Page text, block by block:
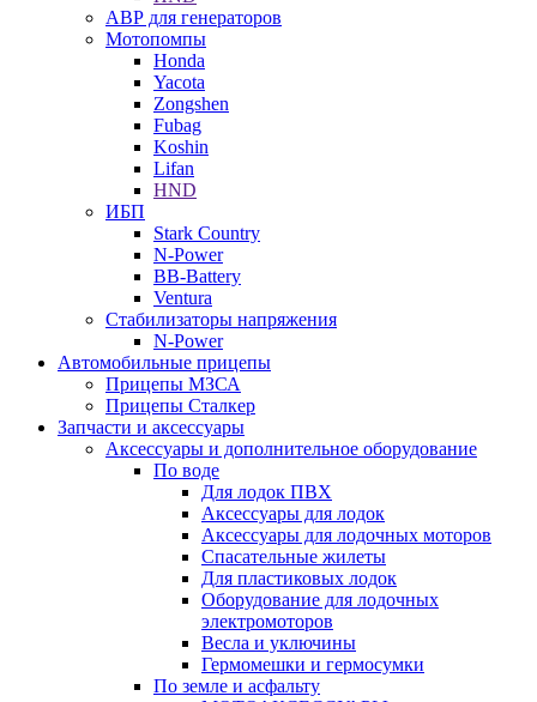
АВР для генераторов
Мотопомпы
Honda
Yacota
Zongshen
Fubag
Koshin
Lifan
HND
ИБП
Stark Country
N-Power
BB-Battery
Ventura
Стабилизаторы напряжения
N-Power
Автомобильные прицепы
Прицепы МЗСА
Прицепы Сталкер
Запчасти и аксессуары
Аксессуары и дополнительное оборудование
По воде
Для лодок ПВХ
Аксессуары для лодок
Аксессуары для лодочных моторов
Спасательные жилеты
Для пластиковых лодок
Оборудование для лодочных
электромоторов
Весла и уключины
Гермомешки и гермосумки
По земле и асфальту